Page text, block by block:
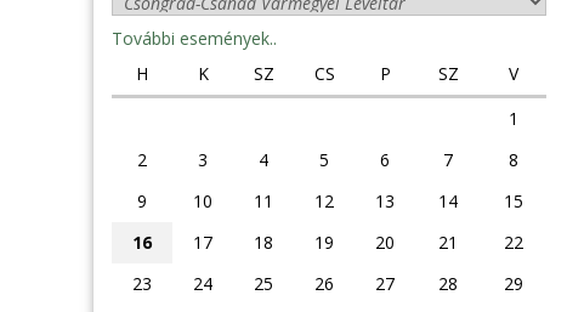
További események..
H
K SZ CS P SZ
V
1
2
3 4 5 6 7
8
9
10 11 12 13 14
15
16
17 18 19 20 21
22
23
24 25 26 27 28
29